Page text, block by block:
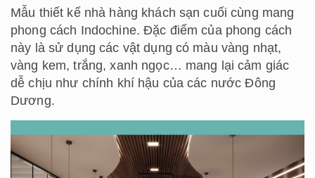
Mẫu thiết kế nhà hàng khách sạncuối cùng mang
phong cách Indochine. Đặc điểm của phong cách
này là sử dụng các vật dụng có màu vàng nhạt,
vàng kem, trắng, xanh ngọc… mang lại cảm giác
dễ chịu như chính khí hậu của các nước Đông
Dương.